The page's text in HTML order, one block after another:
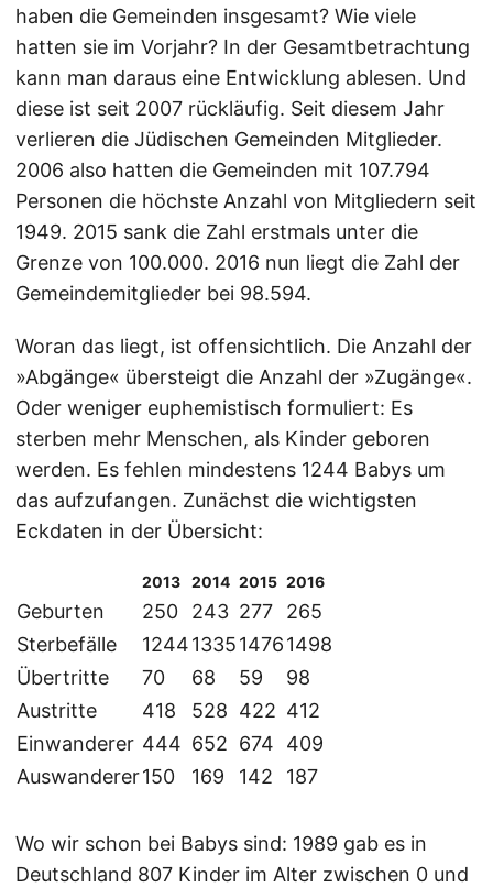
haben die Gemeinden insgesamt? Wie viele
hatten sie im Vorjahr? In der Gesamtbetrachtung
kann man daraus eine Entwicklung ablesen. Und
diese ist seit 2007 rückläufig. Seit diesem Jahr
verlieren die Jüdischen Gemeinden Mitglieder.
2006 also hatten die Gemeinden mit 107.794
Personen die höchste Anzahl von Mitgliedern seit
1949. 2015 sank die Zahl erstmals unter die
Grenze von 100.000. 2016 nun liegt die Zahl der
Gemeindemitglieder bei 98.594.
Woran das liegt, ist offensichtlich. Die Anzahl der
»Abgänge« übersteigt die Anzahl der »Zugänge«.
Oder weniger euphemistisch formuliert: Es
sterben mehr Menschen, als Kinder geboren
werden. Es fehlen mindestens 1244 Babys um
das aufzufangen. Zunächst die wichtigsten
Eckdaten in der Übersicht:
2013 2014 2015 2016
Geburten 250 243 277
265
Sterbefälle
1244133514761498
Übertritte
70 68 59
98
Austritte
418 528 422 412
Einwanderer 444 652 674
409
Auswanderer150 169 142 187
Wo wir schon bei Babys sind: 1989 gab es in
Deutschland 807 Kinder im Alter zwischen 0 und